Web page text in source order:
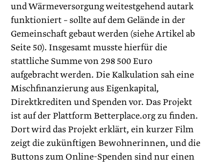
und Wärmeversorgung weitestgehend autark
funktioniert – sollte auf dem Gelände in der
Gemeinschaft gebaut werden (siehe Artikel ab
Seite 50). Insgesamt musste hierfür die
stattliche Summe von 298 500 Euro
aufgebracht werden. Die Kalkulation sah eine
Misch­finanzierung aus Eigenkapital,
Direktkrediten und Spenden vor. Das Projekt
ist auf der Plattform Betterplace.org zu finden.
Dort wird das Projekt erklärt, ein kurzer Film
zeigt die zukünftigen Bewohnerinnen, und die
Buttons zum Online-Spenden sind nur einen